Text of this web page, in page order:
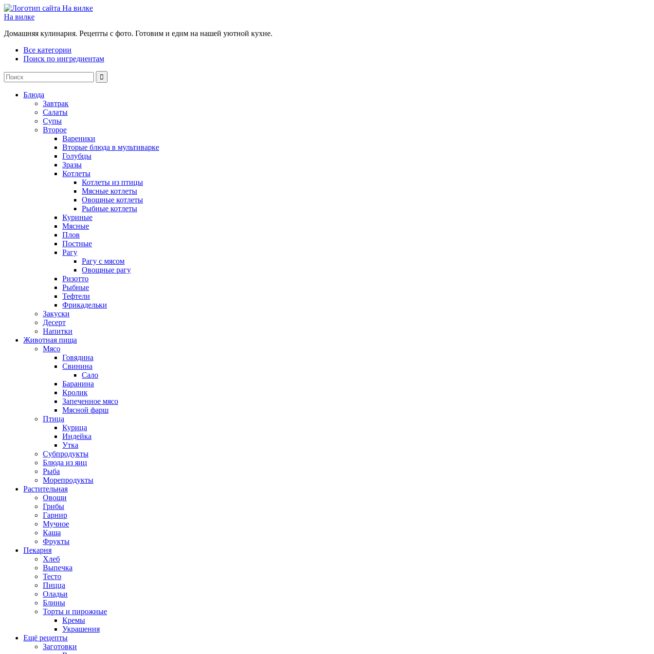
На вилке
Домашняя кулинария. Рецепты с фото. Готовим и едим на нашей уютной кухне.
Все категории
Поиск по ингредиентам
Блюда
Завтрак
Салаты
Супы
Второе
Вареники
Вторые блюда в мультиварке
Голубцы
Зразы
Котлеты
Котлеты из птицы
Мясные котлеты
Овощные котлеты
Рыбные котлеты
Куриные
Мясные
Плов
Постные
Рагу
Рагу с мясом
Овощные рагу
Ризотто
Рыбные
Тефтели
Фрикадельки
Закуски
Десерт
Напитки
Животная пища
Мясо
Говядина
Свинина
Сало
Баранина
Кролик
Запеченное мясо
Мясной фарш
Птица
Курица
Индейка
Утка
Субпродукты
Блюда из яиц
Рыба
Морепродукты
Растительная
Овощи
Грибы
Гарнир
Мучное
Каша
Фрукты
Пекарня
Хлеб
Выпечка
Тесто
Пицца
Оладьи
Блины
Торты и пирожные
Кремы
Украшения
Ещё рецепты
Заготовки